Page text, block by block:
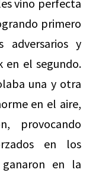
vino perfecta
primero
adversarios y
el segundo.
una y otra
en el aire,
provocando
en los
en la